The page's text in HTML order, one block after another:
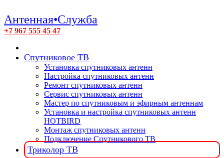
Антенная•Служба
+7 967 555 45 47
Спутниковое ТВ
Установка спутниковых антенн
Настройка спутниковых антенн
Ремонт спутниковых антенн
Сервис спутниковых антенн
Мастер по спутниковым и эфирным антеннам
Установка и настройка спутниковых антенн
HOTBIRD
Монтаж спутниковых антенн
Подключение Спутникового ТВ
Триколор ТВ